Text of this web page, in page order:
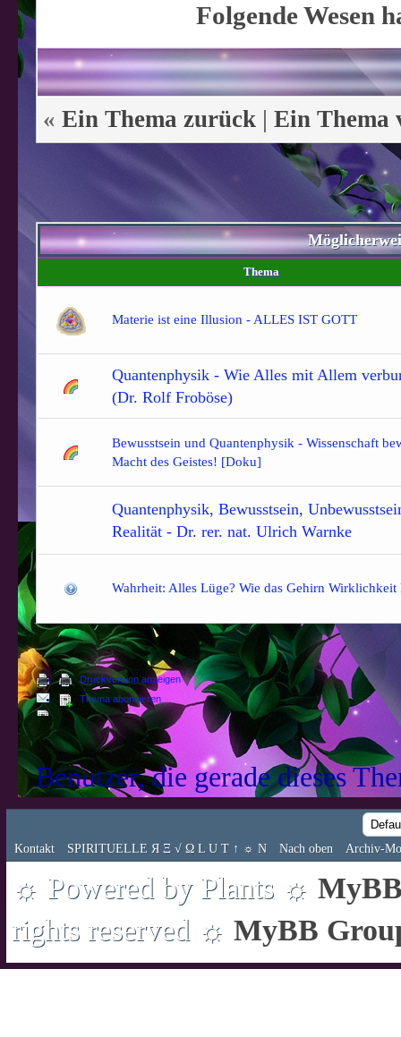
Folgende Wesen
« Ein Thema zurück | Ein Thema
Thema
Materie ist eine Illusion - ALLES IST GOTT
Quantenphysik - Wie Alles mit Allem
(Dr. Rolf Froböse)
Bewusstsein und Quantenphysik - Wissenschaft
Macht des Geistes! [Doku]
Quantenphysik, Bewusstsein,
Realität - Dr. rer. nat. Ulrich Warnke
Wahrheit: Alles Lüge? Wie das Gehirn Wirklichkeit
Druckversion anzeigen
Thema abonnieren
Benutzer, die gerade dieses
Kontakt SPIRITUELLE Я Ξ √ Ω L U T ↑ ☼ N Nach oben Archiv-
☼ Powered by Plants ☼
rights reserved ☼ MyBB